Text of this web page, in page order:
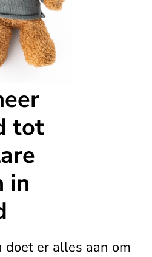
tot
in
doet er alles aan om